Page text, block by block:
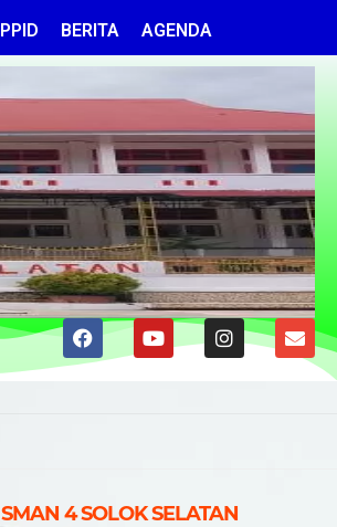
PPID BERITA AGENDA
SMAN 4 SOLOK SELATAN